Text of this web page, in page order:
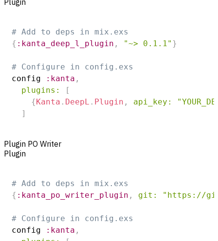
Plugin
# Add to deps in mix.exs
{ :kanta_deep_l_plugin , "~> 0.1.1" }
# Configure in config.exs
config
:kanta ,
plugins:
[
{Kanta . DeepL . Plugin , api_key:
]
Plugin PO Writer
Plugin
# Add to deps in mix.exs
{ :kanta_po_writer_plugin , git: "https://
# Configure in config.exs
config
:kanta ,